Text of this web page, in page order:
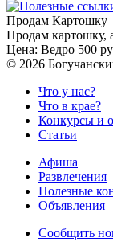
Продам Картошку
Продам картошку,
Цена: Ведро 500
© 2026
Что у нас?
Что в крае?
Конкурсы и
Статьи
Афиша
Развлечения
Полезные
Объявления
Сообщить